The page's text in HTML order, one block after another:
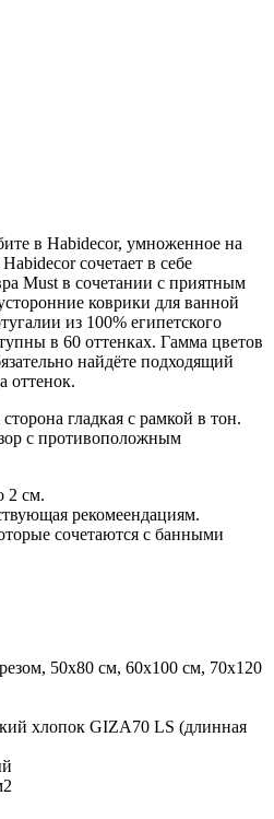
в Habidecor, умноженное на
сочетает в себе
Must в сочетании с приятным
коврики для ванной
из 100% египетского
в 60 оттенках. Гамма цветов
найдёте подходящий
оттенок.
гладкая с рамкой в тон.
с противоположным
2 см.
рекомеендациям.
сочетаются с банными
50х80 см, 60х100 см, 70х120
хлопок GIZA70 LS (длинная